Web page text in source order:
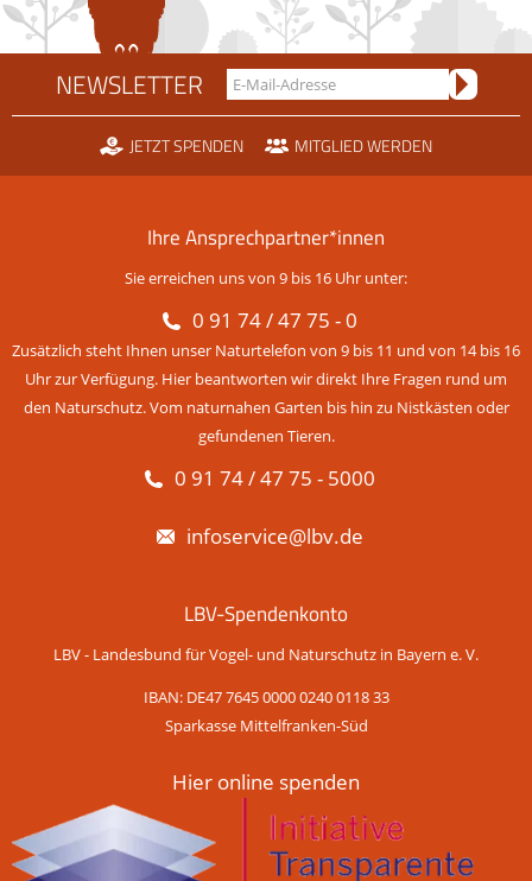
NEWSLETTER
JETZT SPENDEN MITGLIED WERDEN
Ihre Ansprechpartner*innen
Sie erreichen uns von 9 bis 16 Uhr unter:
0 91 74 / 47 75 - 0
Zusätzlich steht Ihnen unser Naturtelefon von 9 bis 11 und von 14 bis 16
Uhr zur Verfügung. Hier beantworten wir direkt Ihre Fragen rund um
den Naturschutz. Vom naturnahen Garten bis hin zu Nistkästen oder
gefundenen Tieren.
0 91 74 / 47 75 - 5000
infoservice@lbv.de
LBV-Spendenkonto
LBV - Landesbund für Vogel- und Naturschutz in Bayern e. V.
IBAN: DE47 7645 0000 0240 0118 33
Sparkasse Mittelfranken-Süd
Hier online spenden